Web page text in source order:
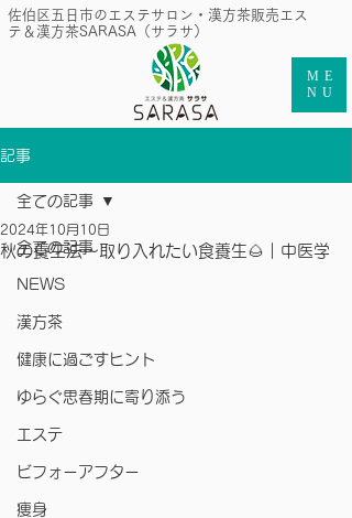
​佐伯区五日市のエステサロン・漢方茶販売エス
テ＆漢方茶SARASA（サラサ）
ME
NU
記事
全ての記事
NEWS
漢方茶
健康に過ごすヒント
ゆらぐ思春期に寄り添う
エステ
ビフォーアフター
痩身
全ての記事
秋の養生法〜取り入れたい食養生🌰｜中医学
2024年10月10日